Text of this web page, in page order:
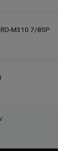
M310 7/8SP